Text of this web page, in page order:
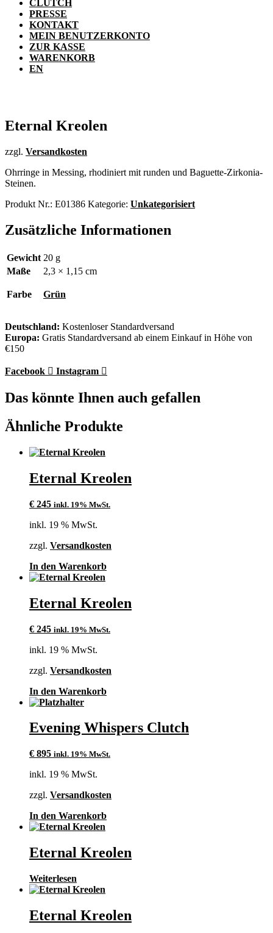
CLUTCH
PRESSE
KONTAKT
MEIN BENUTZERKONTO
ZUR KASSE
WARENKORB
EN
Eternal Kreolen
zzgl. Versandkosten
Ohrringe in Messing, rhodiniert mit runden und Baguette-Zirkonia-
Steinen.
Produkt Nr.: E01386 Kategorie: Unkategorisiert
Zusätzliche Informationen
Gewicht 20 g
Maße
2,3 × 1,15 cm
Farbe Grün
Deutschland: Kostenloser Standardversand
Europa: Gratis Standardversand ab einem Einkauf in Höhe von
€150
Facebook Instagram
Das könnte Ihnen auch gefallen
Ähnliche Produkte
Eternal Kreolen
€ 245 inkl. 19% MwSt.
inkl. 19 % MwSt.
zzgl. Versandkosten
In den Warenkorb
Eternal Kreolen
€ 245 inkl. 19% MwSt.
inkl. 19 % MwSt.
zzgl. Versandkosten
In den Warenkorb
Evening Whispers Clutch
€ 895 inkl. 19% MwSt.
inkl. 19 % MwSt.
zzgl. Versandkosten
In den Warenkorb
Eternal Kreolen
Weiterlesen
Eternal Kreolen